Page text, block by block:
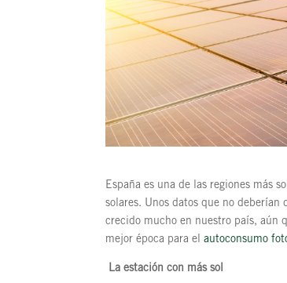
España es una de las regiones más
solares. Unos datos que no
crecido mucho en nuestro país, aún
mejor época para elautoconsumo
La estación con más sol